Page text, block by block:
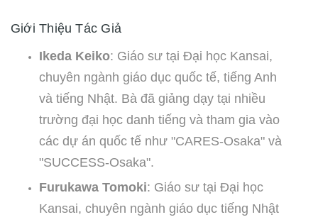
Giới Thiệu Tác Giả
Ikeda Keiko: Giáo sư tại Đại học Kansai,
chuyên ngành giáo dục quốc tế, tiếng Anh
và tiếng Nhật. Bà đã giảng dạy tại nhiều
trường đại học danh tiếng và tham gia vào
các dự án quốc tế như "CARES-Osaka" và
"SUCCESS-Osaka".
Furukawa Tomoki: Giáo sư tại Đại học
Kansai, chuyên ngành giáo dục tiếng Nhật